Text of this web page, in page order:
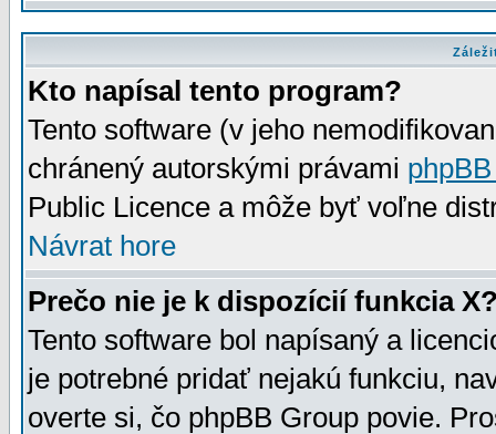
Kto napísal tento program?
Tento software (v jeho
chránený autorskými právami
Public Licence a môže byť voľne
Návrat hore
Prečo nie je k dispozícií funkcia
Tento software bol napísaný a
je potrebné pridať nejakú funkciu,
overte si, čo phpBB Group povie.